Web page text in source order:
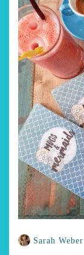
Sarah Weber